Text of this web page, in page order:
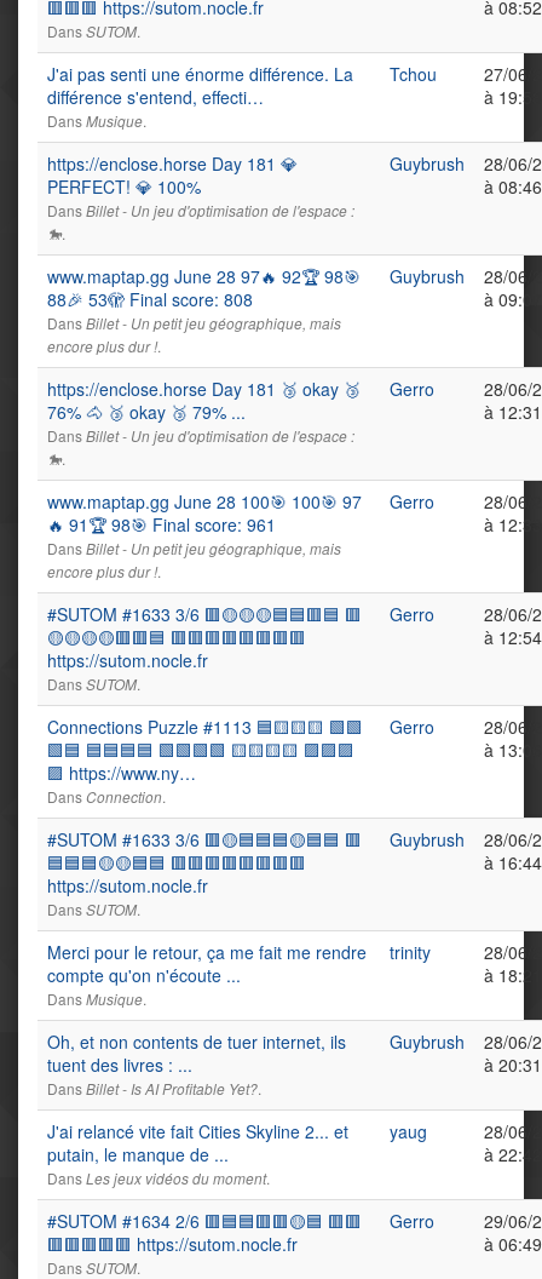
🟥🟥🟥 https://sutom.nocle.fr
DansSUTOM.
à 08:52
J'ai pas senti une énorme différence. La
différence s'entend, effecti…
DansMusique.
Tchou
27/06/
à 19:58
https://enclose.horse Day 181 💎
PERFECT! 💎 100%
DansBillet - Un jeu d'optimisation de l'espace :
🐎.
Guybrush
28/06/
à 08:46
www.maptap.gg June 28 97🔥 92🏆 98🎯
88🎉 53🫣 Final score: 808
DansBillet - Un petit jeu géographique, mais
encore plus dur !.
Guybrush
28/06/
à 09:07
https://enclose.horse Day 181 🥉 okay 🥉
76% 🐴 🥉 okay 🥉 79% ...
DansBillet - Un jeu d'optimisation de l'espace :
🐎.
Gerro
28/06/
à 12:31
www.maptap.gg June 28 100🎯 100🎯 97
🔥 91🏆 98🎯 Final score: 961
DansBillet - Un petit jeu géographique, mais
encore plus dur !.
Gerro
28/06/
à 12:33
#SUTOM #1633 3/6 🟥🟡🟡🟡🟦🟦🟥🟦 🟥
🟡🟡🟡🟡🟥🟥🟦 🟥🟥🟥🟥🟥🟥🟥🟥
https://sutom.nocle.fr
DansSUTOM.
Gerro
28/06/
à 12:54
Connections Puzzle #1113 🟦🟨🟨🟨 🟩🟩
🟩🟦 🟦🟦🟦🟦 🟩🟩🟩🟩 🟨🟨🟨🟨 🟪🟪🟪
🟪 https://www.ny…
DansConnection.
Gerro
28/06/
à 13:06
#SUTOM #1633 3/6 🟥🟡🟦🟦🟦🟡🟦🟦 🟥
🟦🟦🟦🟡🟡🟦🟦 🟥🟥🟥🟥🟥🟥🟥🟥
https://sutom.nocle.fr
DansSUTOM.
Guybrush
28/06/
à 16:44
Merci pour le retour, ça me fait me rendre
compte qu'on n'écoute ...
DansMusique.
trinity
28/06/
à 18:21
Oh, et non contents de tuer internet, ils
tuent des livres : ...
DansBillet - Is AI Profitable Yet?.
Guybrush
28/06/
à 20:31
J'ai relancé vite fait Cities Skyline 2... et
putain, le manque de ...
DansLes jeux vidéos du moment.
yaug
28/06/
à 22:42
#SUTOM #1634 2/6 🟥🟦🟦🟥🟥🟡🟦 🟥🟥
🟥🟥🟥🟥🟥 https://sutom.nocle.fr
DansSUTOM.
Gerro
29/06/
à 06:49